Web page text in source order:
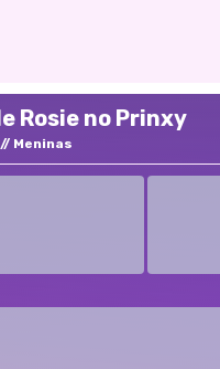
Rosie no Prinxy
Meninas